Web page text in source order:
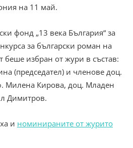
на 11 май.
фонд „13 века България“ за
за български роман на
беше избран от жури в състав:
(председател) и членове доц.
Милена Кирова, доц. Младен
Димитров.
и номинираните от журито